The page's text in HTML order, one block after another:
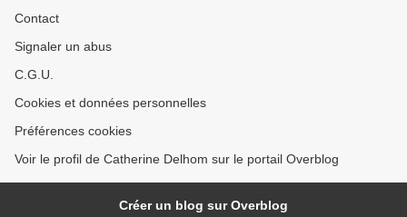
Contact
Signaler un abus
C.G.U.
Cookies et données personnelles
Préférences cookies
Voir le profil de Catherine Delhom sur le portail Overblog
Créer un blog sur Overblog